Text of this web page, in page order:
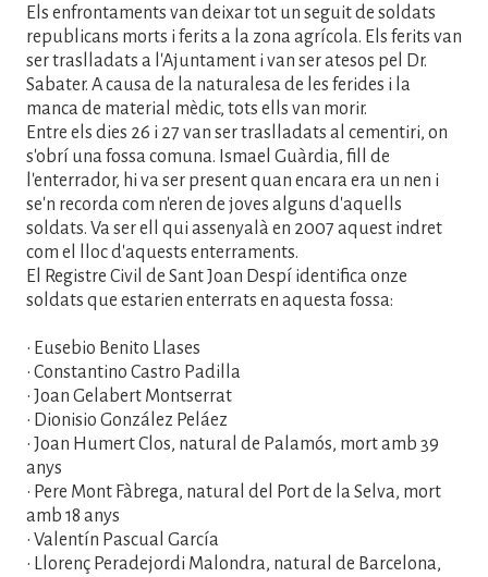
Els enfrontaments van deixar tot un seguit de soldats
republicans morts i ferits a la zona agrícola. Els ferits van
ser traslladats a l'Ajuntament i van ser atesos pel Dr.
Sabater. A causa de la naturalesa de les ferides i la
manca de material mèdic, tots ells van morir.
Entre els dies 26 i 27 van ser traslladats al cementiri, on
s'obrí una fossa comuna. Ismael Guàrdia, fill de
l'enterrador, hi va ser present quan encara era un nen i
se'n recorda com n'eren de joves alguns d'aquells
soldats. Va ser ell qui assenyalà en 2007 aquest indret
com el lloc d'aquests enterraments.
El Registre Civil de Sant Joan Despí identifica onze
soldats que estarien enterrats en aquesta fossa:
• Eusebio Benito Llases
• Constantino Castro Padilla
• Joan Gelabert Montserrat
• Dionisio González Peláez
• Joan Humert Clos, natural de Palamós, mort amb 39
anys
• Pere Mont Fàbrega, natural del Port de la Selva, mort
amb 18 anys
• Valentín Pascual García
• Llorenç Peradejordi Malondra, natural de Barcelona,